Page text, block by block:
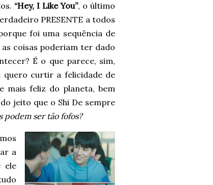
“Hey, I Like You”, o último
PRESENTE a todos
foi uma sequência de
coisas poderiam ter dado
É o que parece, sim,
quero curtir a felicidade de
mais feliz do planeta, bem
jeito que o Shi De sempre
podem ser tão fofos?
a
ele